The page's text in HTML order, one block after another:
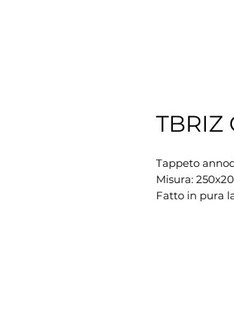
TBRIZ
Tappeto
Misura:
Fatto in pura